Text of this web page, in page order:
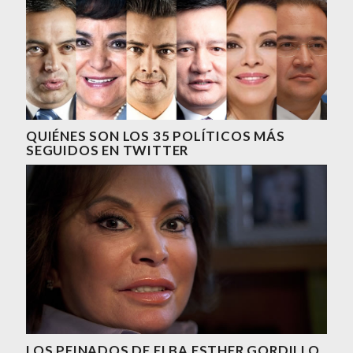
QUIÉNES SON LOS 35 POLÍTICOS MÁS
SEGUIDOS EN TWITTER